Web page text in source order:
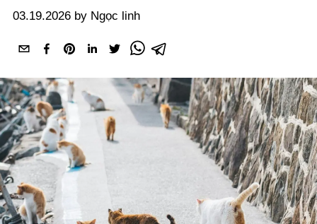
03.19.2026 by Ngọc linh